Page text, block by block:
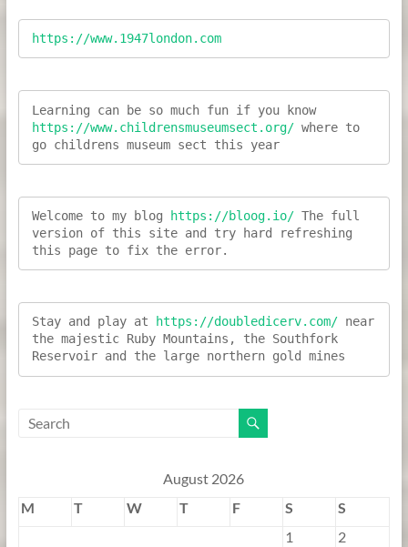
https://www.1947london.com
Learning can be so much fun if you know
https://www.childrensmuseumsect.org/ where to
go childrens museum sect this year
Welcome to my blog https://bloog.io/ The full
version of this site and try hard refreshing
this page to fix the error.
Stay and play at https://doubledicerv.com/ near
the majestic Ruby Mountains, the Southfork
Reservoir and the large northern gold mines
August 2026
M
T W T F S
S
1
2